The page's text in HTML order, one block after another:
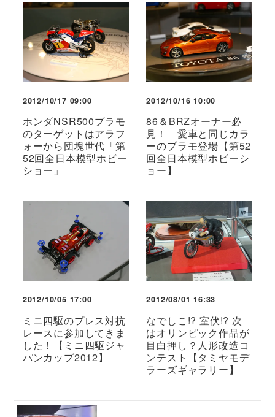
2012/10/17 09:00
ホンダNSR500プラモ
のターゲットはアラフ
ォーから団塊世代「第
52回全日本模型ホビー
ショー」
2012/10/16 10:00
86＆BRZオーナー必
見！ 愛車と同じカラ
ーのプラモ登場【第52
回全日本模型ホビーシ
ョー】
2012/10/05 17:00
ミニ四駆のプレス対抗
レースに参加してきま
した！【ミニ四駆ジャ
パンカップ2012】
2012/08/01 16:33
なでしこ!? 室伏!? 次
はオリンピック作品が
目白押し？人形改造コ
ンテスト【タミヤモデ
ラーズギャラリー】